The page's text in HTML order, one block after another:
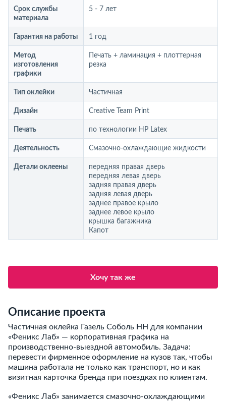
Срок службы
материала
5 - 7 лет
Гарантия на работы 1 год
Метод
изготовления
графики
Печать + ламинация + плоттерная
резка
Тип оклейки Частичная
Дизайн Creative Team Print
Печать по технологии HP Latex
Деятельность Смазочно-охлаждающие жидкости
Детали оклеены
передняя правая дверь
передняя левая дверь
задняя правая дверь
задняя левая дверь
заднее правое крыло
заднее левое крыло
крышка багажника
Капот
Хочу так же
Описание проекта
Частичная оклейка Газель Соболь НН для компании
«Феникс Лаб» — корпоративная графика на
производственно-выездной автомобиль. Задача:
перевести фирменное оформление на кузов так, чтобы
машина работала не только как транспорт, но и как
визитная карточка бренда при поездках по клиентам.
«Феникс Лаб» занимается смазочно-охлаждающими